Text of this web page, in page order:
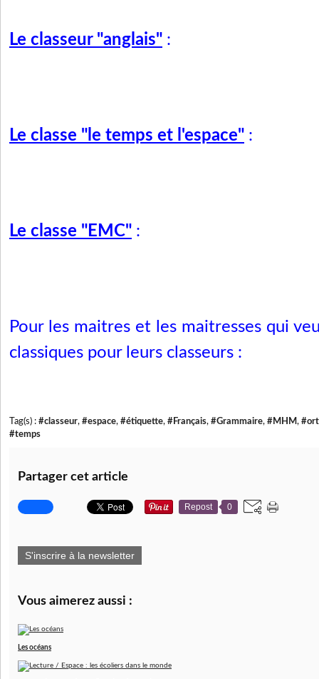
Le classeur "anglais" :
Le classe "le temps et l'espace" :
Le classe "EMC" :
Pour les maitres et les maitresses qui
classiques pour leurs classeurs :
Tag(s) : #classeur, #espace, #étiquette, #Français, #Grammaire, #MHM,
#temps
Partager cet article
Repost 0
S'inscrire à la newsletter
Vous aimerez aussi :
Les océans